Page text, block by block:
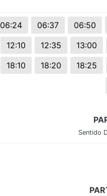
06:24 06:37 06:50
12:10 12:35 13:00
18:10 18:20 18:25
Sentido